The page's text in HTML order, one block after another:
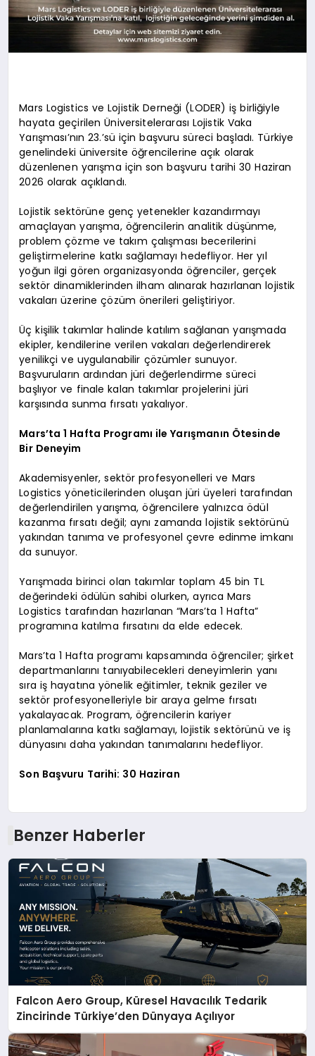
Mars Logistics ve Lojistik Derneği (LODER) iş birliğiyle
hayata geçirilen Üniversitelerarası Lojistik Vaka
Yarışması’nın 23.’sü için başvuru süreci başladı. Türkiye
genelindeki üniversite öğrencilerine açık olarak
düzenlenen yarışma için son başvuru tarihi 30 Haziran
2026 olarak açıklandı.
Lojistik sektörüne genç yetenekler kazandırmayı
amaçlayan yarışma, öğrencilerin analitik düşünme,
problem çözme ve takım çalışması becerilerini
geliştirmelerine katkı sağlamayı hedefliyor. Her yıl
yoğun ilgi gören organizasyonda öğrenciler, gerçek
sektör dinamiklerinden ilham alınarak hazırlanan lojistik
vakaları üzerine çözüm önerileri geliştiriyor.
Üç kişilik takımlar halinde katılım sağlanan yarışmada
ekipler, kendilerine verilen vakaları değerlendirerek
yenilikçi ve uygulanabilir çözümler sunuyor.
Başvuruların ardından jüri değerlendirme süreci
başlıyor ve finale kalan takımlar projelerini jüri
karşısında sunma fırsatı yakalıyor.
Mars’ta 1 Hafta Programı ile Yarışmanın Ötesinde
Bir Deneyim
Akademisyenler, sektör profesyonelleri ve Mars
Logistics yöneticilerinden oluşan jüri üyeleri tarafından
değerlendirilen yarışma, öğrencilere yalnızca ödül
kazanma fırsatı değil; aynı zamanda lojistik sektörünü
yakından tanıma ve profesyonel çevre edinme imkanı
da sunuyor.
Yarışmada birinci olan takımlar toplam 45 bin TL
değerindeki ödülün sahibi olurken, ayrıca Mars
Logistics tarafından hazırlanan “Mars’ta 1 Hafta”
programına katılma fırsatını da elde edecek.
Mars’ta 1 Hafta programı kapsamında öğrenciler; şirket
departmanlarını tanıyabilecekleri deneyimlerin yanı
sıra iş hayatına yönelik eğitimler, teknik geziler ve
sektör profesyonelleriyle bir araya gelme fırsatı
yakalayacak. Program, öğrencilerin kariyer
planlamalarına katkı sağlamayı, lojistik sektörünü ve iş
dünyasını daha yakından tanımalarını hedefliyor.
Son Başvuru Tarihi: 30 Haziran
Benzer Haberler
Falcon Aero Group, Küresel Havacılık Tedarik
Zincirinde Türkiye’den Dünyaya Açılıyor